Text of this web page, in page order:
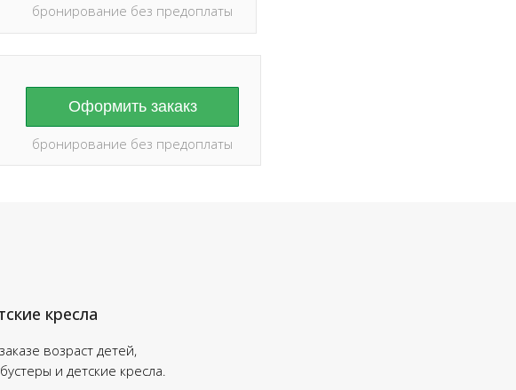
Оформить закакз
бронирование без предоплаты
бронирование без предоплаты
возраст детей,
и детские кресла.
кресла